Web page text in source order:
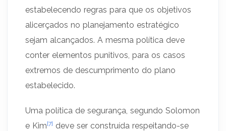
estabelecendo regras para que os objetivos
alicerçados no planejamento estratégico
sejam alcançados. A mesma política deve
conter elementos punitivos, para os casos
extremos de descumprimento do plano
estabelecido.
Uma política de segurança, segundo Solomon
e Kim[7] deve ser construída respeitando-se